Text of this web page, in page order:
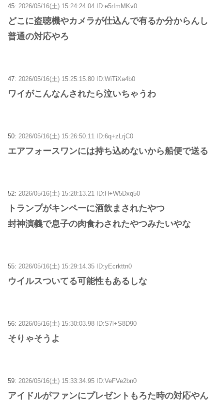
45: 2026/05/16(土) 15:24:24.04 ID:e5rImMKv0
どこに盗聴機やカメラが仕込んで有るか分からんし
普通の対応やろ
47: 2026/05/16(土) 15:25:15.80 ID:WiTiXa4b0
ワイがこんなんされたら泣いちゃうわ
50: 2026/05/16(土) 15:26:50.11 ID:6q+zLrjC0
エアフォースワンには持ち込めないから船便で送る
52: 2026/05/16(土) 15:28:13.21 ID:H+W5Dxq50
トランプがキンペーに酒飲まされたやつ
封神演義で息子の肉食わされたやつみたいやな
55: 2026/05/16(土) 15:29:14.35 ID:yEcrkttn0
ウイルスついてる可能性もあるしな
56: 2026/05/16(土) 15:30:03.98 ID:S7l+S8D90
そりゃそうよ
59: 2026/05/16(土) 15:33:34.95 ID:VeFVe2bn0
アイドルがファンにプレゼントもろた時の対応やん